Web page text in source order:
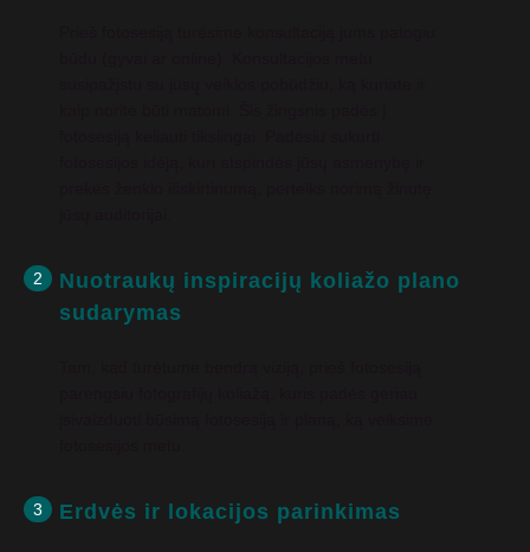
2
Nuotraukų inspiracijų koliažo plano
sudarymas
3 Erdvės ir lokacijos parinkimas